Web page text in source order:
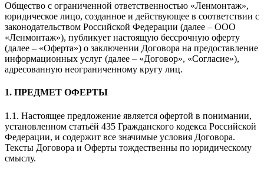
Общество с ограниченной ответственностью «Ленмонтаж»,
юридическое лицо, созданное и действующее в соответствии с
законодательством Российской Федерации (далее – ООО
«Ленмонтаж»), публикует настоящую бессрочную оферту
(далее – «Оферта») о заключении Договора на предоставление
информационных услуг (далее – «Договор», «Согласие»),
адресованную неограниченному кругу лиц.
1. ПРЕДМЕТ ОФЕРТЫ
1.1. Настоящее предложение является офертой в понимании,
установленном статьёй 435 Гражданского кодекса Российской
Федерации, и содержит все значимые условия Договора.
Тексты Договора и Оферты тождественны по юридическому
смыслу.